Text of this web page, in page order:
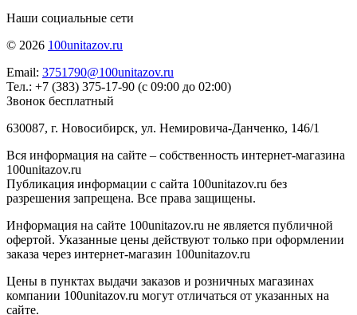
Наши социальные сети
© 2026 100unitazov.ru
Email: 3751790@100unitazov.ru
Тел.: +7 (383) 375-17-90 (с 09:00 до 02:00)
Звонок бесплатный
630087, г. Новосибирск, ул. Немировича-Данченко, 146/1
Вся информация на сайте – собственность интернет-магазина
100unitazov.ru
Публикация информации с сайта 100unitazov.ru без
разрешения запрещена. Все права защищены.
Информация на сайте 100unitazov.ru не является публичной
офертой. Указанные цены действуют только при оформлении
заказа через интернет-магазин 100unitazov.ru
Цены в пунктах выдачи заказов и розничных магазинах
компании 100unitazov.ru могут отличаться от указанных на
сайте.